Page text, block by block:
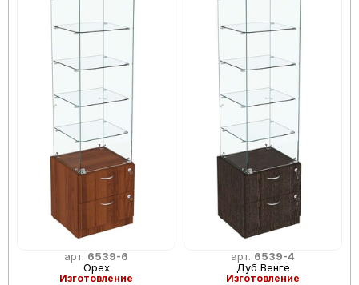
арт. 6539-6
Орех
Изготовление
арт. 6539-4
Дуб Венге
Изготовление